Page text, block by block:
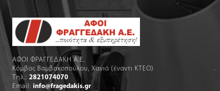
ΑΦΟΙ ΦΡΑΓΓΕΔΑΚΗ Α.Ε.
Κόμβος Βαμβακοπούλου, Χανιά (έναντι ΚΤΕΟ)
Τηλ.: 2821074070
Email: info@fragedakis.gr